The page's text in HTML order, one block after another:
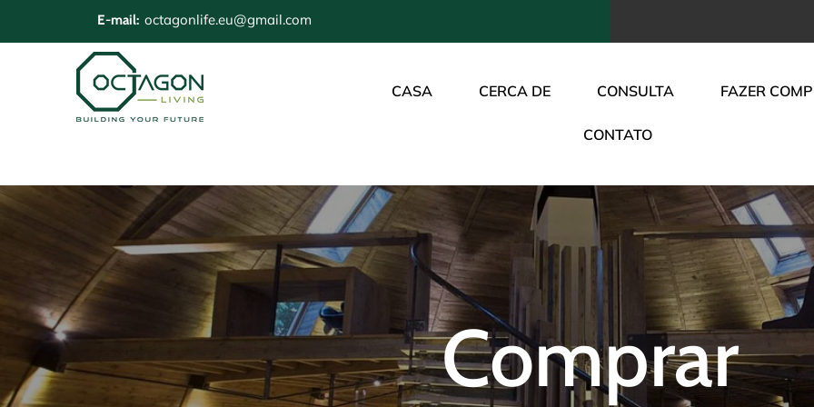
E-mail: octagonlife.eu@gmail.com
CASA CERCA DE CONSULTA FAZER
CONTATO
Comprar